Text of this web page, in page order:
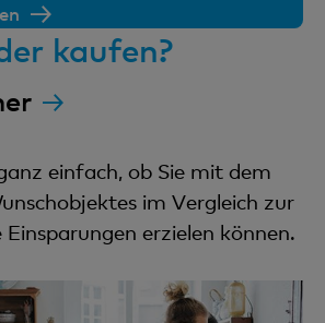
kaufen?
einfach, ob Sie mit dem
im Vergleich zur
erzielen können.